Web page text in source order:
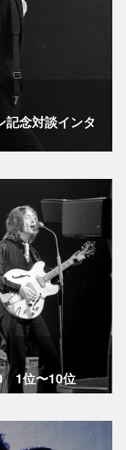
念対談インタ
1位〜10位